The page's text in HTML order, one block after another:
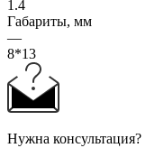
1.4
Габариты, мм
—
8*13
Нужна консультация?